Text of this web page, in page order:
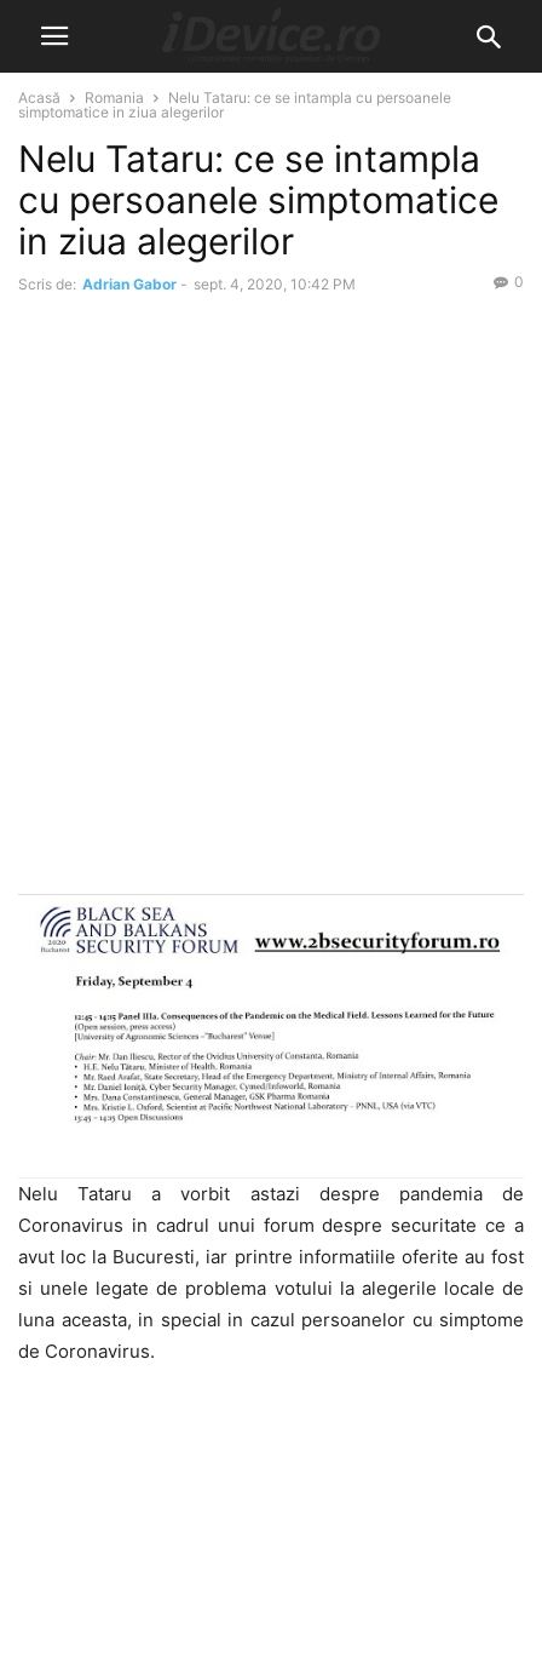
Acasă Romania
Nelu Tataru: ce se intampla cu persoanele
simptomatice in ziua alegerilor
Nelu Tataru: ce se intampla
cu persoanele simptomatice
in ziua alegerilor
Scris de: Adrian Gabor - sept. 4, 2020, 10:42 PM 0
Nelu Tataru a vorbit astazi despre pandemia de
Coronavirus in cadrul unui forum despre securitate ce a
avut loc la Bucuresti, iar printre informatiile oferite au fost
si unele legate de problema votului la alegerile locale de
luna aceasta, in special in cazul persoanelor cu simptome
de Coronavirus.